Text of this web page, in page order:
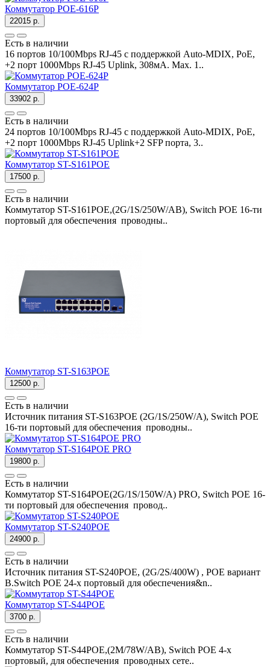
Коммутатор POE-616P
22015 р.
Есть в наличии
16 портов 10/100Mbps RJ-45 с поддержкой Auto-MDIX, PoE,
+2 порт 1000Mbps RJ-45 Uplink, 308мА. Max. 1..
Коммутатор POE-624P
33902 р.
Есть в наличии
24 портов 10/100Mbps RJ-45 с поддержкой Auto-MDIX, PoE,
+2 порт 1000Mbps RJ-45 Uplink+2 SFP порта, 3..
Коммутатор ST-S161POE
17500 р.
Есть в наличии
Коммутатор ST-S161POE,(2G/1S/250W/AB), Switch POE 16-ти
портовый для обеспечения проводны..
Коммутатор ST-S163POE
12500 р.
Есть в наличии
Источник питания ST-S163POE (2G/1S/250W/A), Switch POE
16-ти портовый для обеспечения проводны..
Коммутатор ST-S164POE PRO
19800 р.
Есть в наличии
Коммутатор ST-S164POE(2G/1S/150W/А) PRO, Switch POE 16-
ти портовый для обеспечения провод..
Коммутатор ST-S240POE
24900 р.
Есть в наличии
Источник питания ST-S240POE, (2G/2S/400W) , POE вариант
B.Switch POE 24-х портовый для обеспечения&n..
Коммутатор ST-S44POE
3700 р.
Есть в наличии
Коммутатор ST-S44POE,(2М/78W/АВ), Switch POE 4-х
портовый, для обеспечения проводных сете..